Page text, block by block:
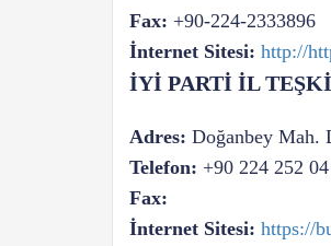
Fax: +90-224-2333896
İnternet Sitesi: http://
İYİ PARTİ İL
Adres: Doğanbey Mah.
Telefon: +90 224 252
Fax:
İnternet Sitesi: https://